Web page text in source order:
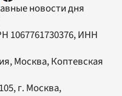
новости дня
1067761730376, ИНН
Москва, Коптевская
, г. Москва,